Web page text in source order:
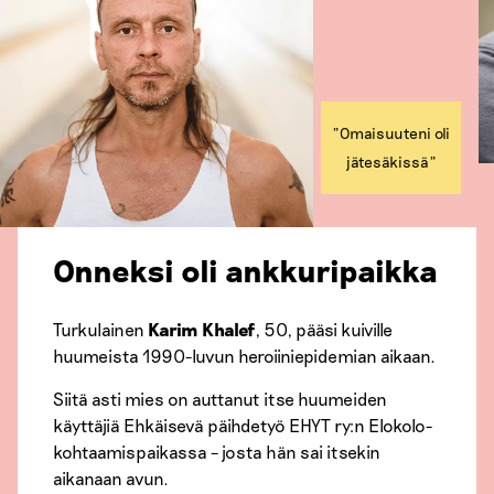
Onneksi oli ankkuripaikka
Turkulainen Karim Khalef , 50, pääsi kuiville
huumeista 1990-luvun heroiiniepidemian aikaan.
Siitä asti mies on auttanut itse huumeiden
käyttäjiä Ehkäisevä päihdetyö EHYT ry:n Elokolo-
kohtaamispaikassa – josta hän sai itsekin
aikanaan avun.
”Omaisuuteni oli
jätesäkissä”